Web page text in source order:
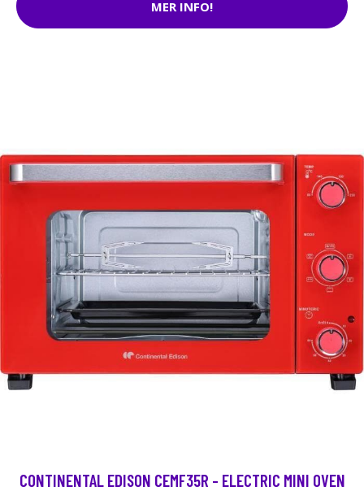
MER INFO!
CONTINENTAL EDISON CEMF35R - ELECTRIC MINI OVEN